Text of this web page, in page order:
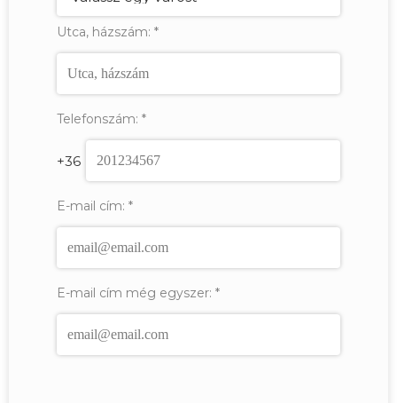
Utca, házszám: *
Telefonszám: *
+36
E-mail cím: *
E-mail cím még egyszer: *